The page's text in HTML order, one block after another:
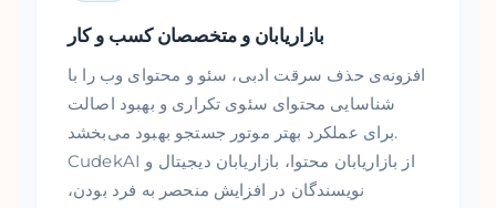
بازاریابان و متخصصان کسب و کار
افزونه‌ی حذف سرقت ادبی، سئو و محتوای وب را با
شناسایی محتوای سئوی تکراری و بهبود اصالت
برای عملکرد بهتر موتور جستجو بهبود می‌بخشد.
CudekAI از بازاریابان محتوا، بازاریابان دیجیتال و
نویسندگان در افزایش منحصر به فرد بودن،